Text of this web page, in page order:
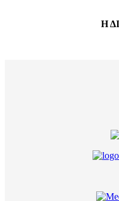
Η